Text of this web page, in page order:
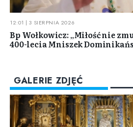
12:01 | 3 SIERPNIA 2026
Bp Wołkowicz: „Miłość nie
400-lecia Mniszek
GALERIE ZDJĘĆ